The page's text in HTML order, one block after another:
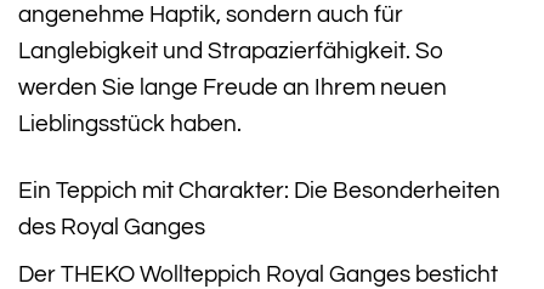
angenehme Haptik, sondern auch für
Langlebigkeit und Strapazierfähigkeit. So
werden Sie lange Freude an Ihrem neuen
Lieblingsstück haben.
Ein Teppich mit Charakter: Die Besonderheiten
des Royal Ganges
Der THEKO Wollteppich Royal Ganges besticht